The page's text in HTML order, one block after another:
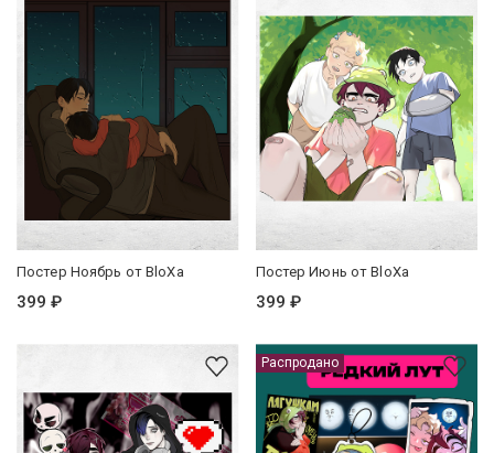
Постер Ноябрь от BloXa
399 ₽
Постер Июнь от BloXa
399 ₽
Распродано